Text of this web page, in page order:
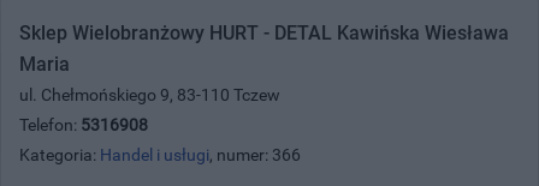
Sklep Wielobranżowy HURT - DETAL Kawińska Wiesława
Maria
ul. Chełmońskiego 9, 83-110 Tczew
Telefon: 5316908
Kategoria: Handel i usługi, numer: 366